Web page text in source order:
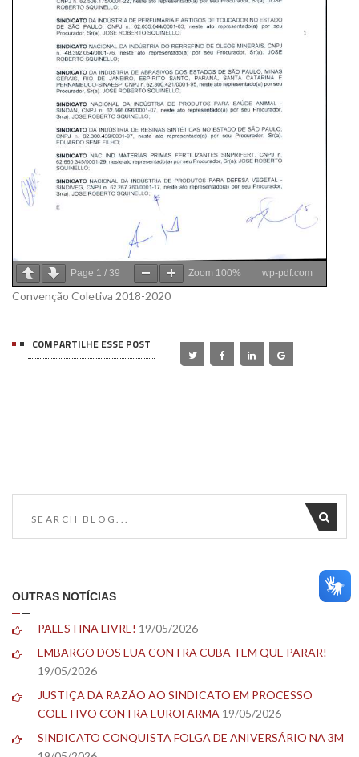
Page 1 / 39 Zoom 100% wp-pdf.com
Convenção Coletiva 2018-2020
COMPARTILHE ESSE POST
OUTRAS NOTÍCIAS
PALESTINA LIVRE! 19/05/2026
EMBARGO DOS EUA CONTRA CUBA TEM QUE PARAR!
19/05/2026
JUSTIÇA DÁ RAZÃO AO SINDICATO EM PROCESSO
COLETIVO CONTRA EUROFARMA 19/05/2026
SINDICATO CONQUISTA FOLGA DE ANIVERSÁRIO NA 3M